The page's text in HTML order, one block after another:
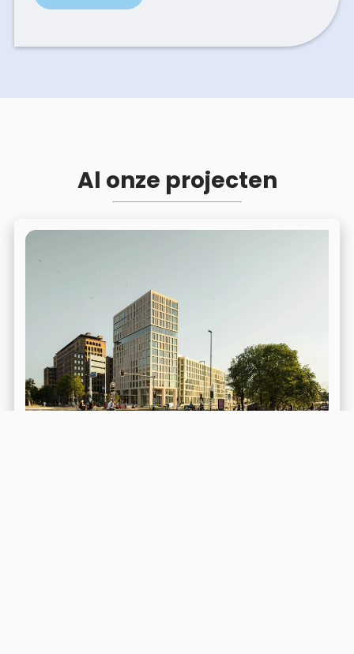
Al onze projecten